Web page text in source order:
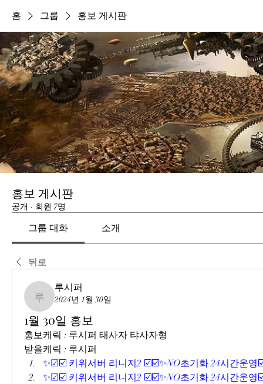
홈 그룹 홍보 게시판
홍보 게시판
공개 · 회원 7명
그룹 대화 소개
뒤로
루시퍼
루시퍼
2024년 1월 30일
1월 30일 홍보
홍보케릭 : 루시퍼 태사자 탸사자형
받을케릭 : 루시퍼
✨☑☑️ 키위서버 리니지2 ☑️☑️✨NO초기화 24시간운영
✨☑☑️ 키위서버 리니지2 ☑️☑️✨NO초기화 24시간운영